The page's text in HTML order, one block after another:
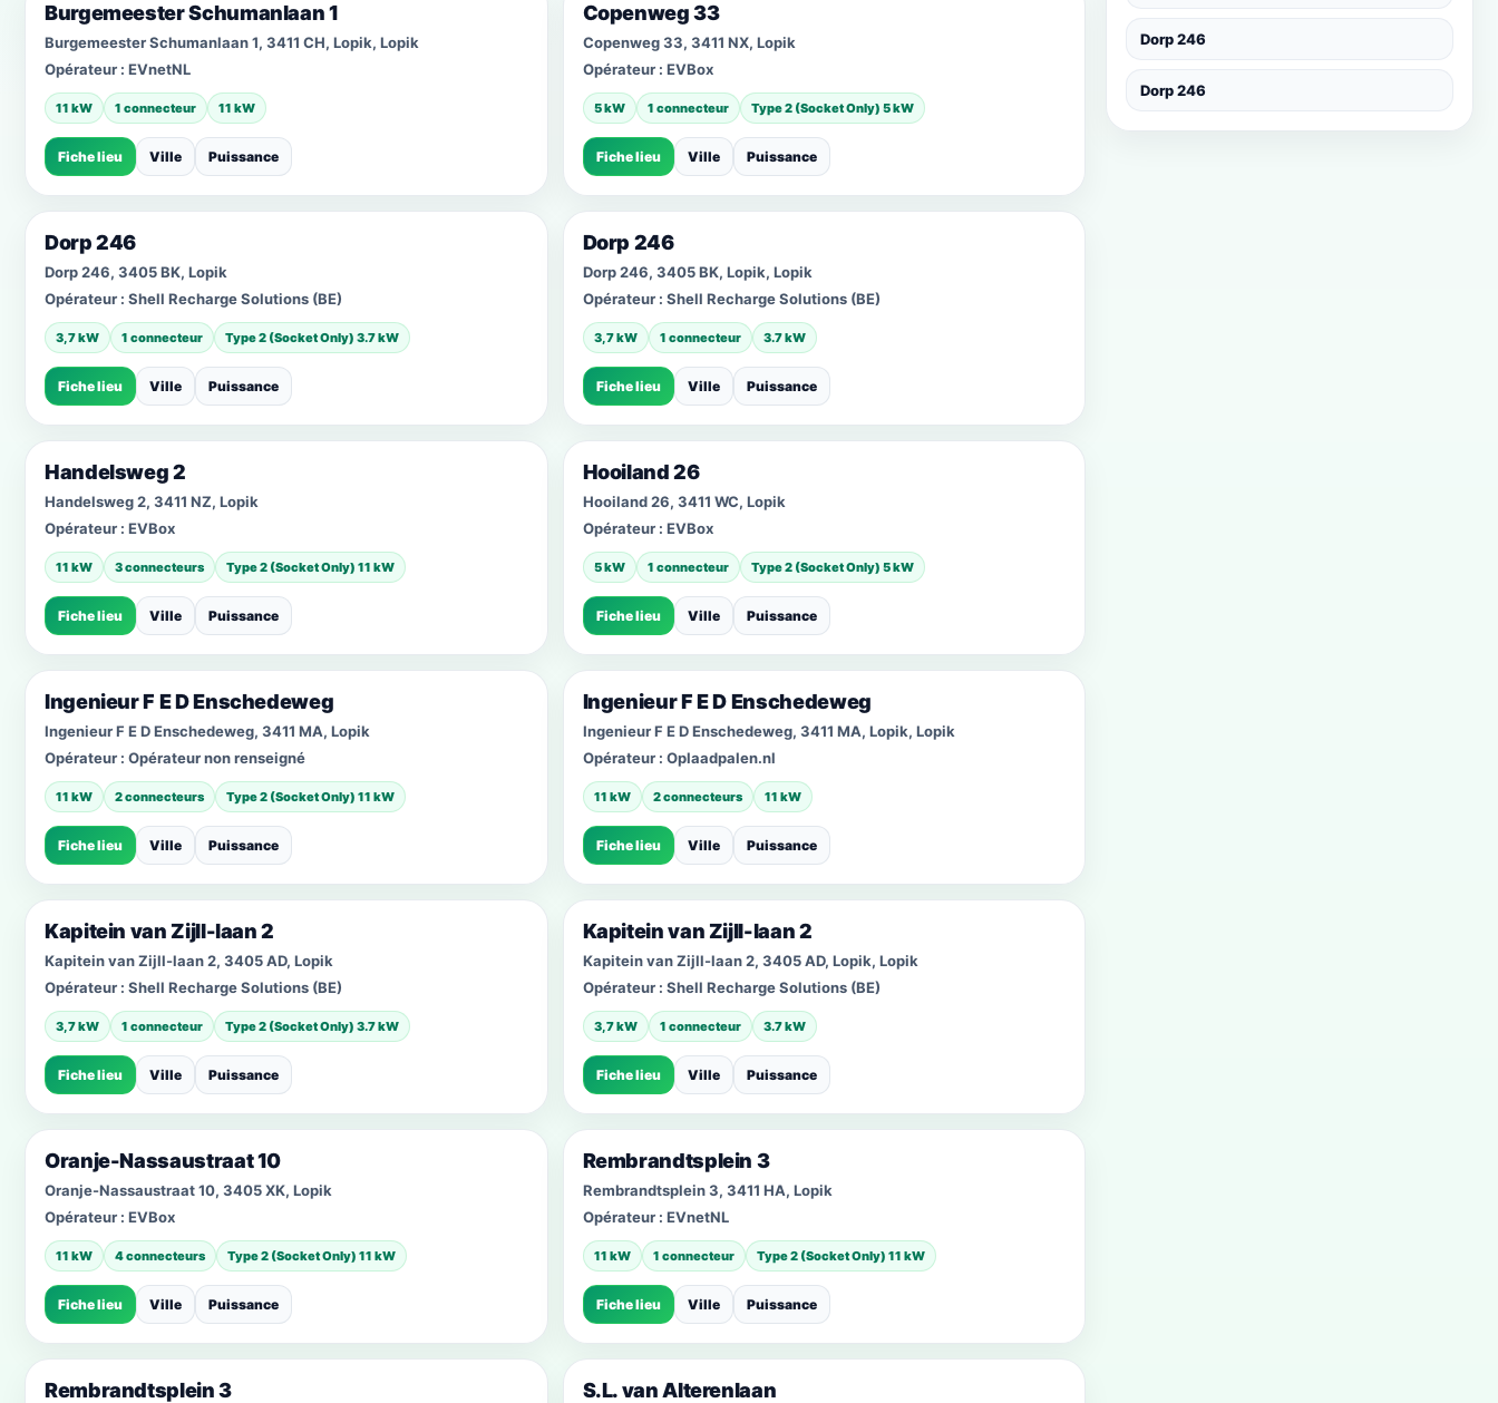
Burgemeester Schumanlaan 1
Burgemeester Schumanlaan 1, 3411 CH, Lopik, Lopik
Opérateur : EVnetNL
11 kW 1 connecteur 11 kW
Fiche lieu Ville Puissance
Copenweg 33
Copenweg 33, 3411 NX, Lopik
Opérateur : EVBox
5 kW 1 connecteur Type 2 (Socket Only) 5 kW
Fiche lieu Ville Puissance
Dorp 246
Dorp 246, 3405 BK, Lopik
Opérateur : Shell Recharge Solutions (BE)
3,7 kW 1 connecteur Type 2 (Socket Only) 3.7 kW
Fiche lieu Ville Puissance
Dorp 246
Dorp 246, 3405 BK, Lopik, Lopik
Opérateur : Shell Recharge Solutions (BE)
3,7 kW 1 connecteur 3.7 kW
Fiche lieu Ville Puissance
Handelsweg 2
Handelsweg 2, 3411 NZ, Lopik
Opérateur : EVBox
11 kW 3 connecteurs Type 2 (Socket Only) 11 kW
Fiche lieu Ville Puissance
Hooiland 26
Hooiland 26, 3411 WC, Lopik
Opérateur : EVBox
5 kW 1 connecteur Type 2 (Socket Only) 5 kW
Fiche lieu Ville Puissance
Ingenieur F E D Enschedeweg
Ingenieur F E D Enschedeweg, 3411 MA, Lopik
Opérateur : Opérateur non renseigné
11 kW 2 connecteurs Type 2 (Socket Only) 11 kW
Fiche lieu Ville Puissance
Ingenieur F E D Enschedeweg
Ingenieur F E D Enschedeweg, 3411 MA, Lopik, Lopik
Opérateur : Oplaadpalen.nl
11 kW 2 connecteurs 11 kW
Fiche lieu Ville Puissance
Kapitein van Zijll-laan 2
Kapitein van Zijll-laan 2, 3405 AD, Lopik
Opérateur : Shell Recharge Solutions (BE)
3,7 kW 1 connecteur Type 2 (Socket Only) 3.7 kW
Fiche lieu Ville Puissance
Kapitein van Zijll-laan 2
Kapitein van Zijll-laan 2, 3405 AD, Lopik, Lopik
Opérateur : Shell Recharge Solutions (BE)
3,7 kW 1 connecteur 3.7 kW
Fiche lieu Ville Puissance
Oranje-Nassaustraat 10
Oranje-Nassaustraat 10, 3405 XK, Lopik
Opérateur : EVBox
11 kW 4 connecteurs Type 2 (Socket Only) 11 kW
Fiche lieu Ville Puissance
Rembrandtsplein 3
Rembrandtsplein 3, 3411 HA, Lopik
Opérateur : EVnetNL
11 kW 1 connecteur Type 2 (Socket Only) 11 kW
Fiche lieu Ville Puissance
Rembrandtsplein 3 S.L. van Alterenlaan
Dorp 246
Dorp 246